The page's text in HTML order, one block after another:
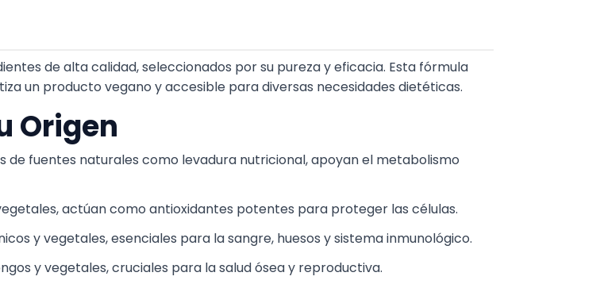
de alta calidad, seleccionados por su pureza y eficacia. Esta fórmula
un producto vegano y accesible para diversas necesidades dietéticas.
Origen
de fuentes naturales como levadura nutricional, apoyan el metabolismo
actúan como antioxidantes potentes para proteger las células.
y vegetales, esenciales para la sangre, huesos y sistema inmunológico.
y vegetales, cruciales para la salud ósea y reproductiva.